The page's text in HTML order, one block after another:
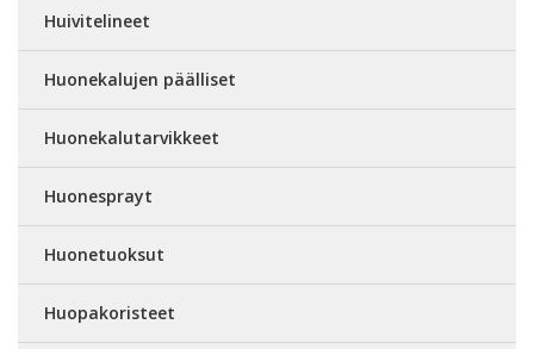
Huivitelineet
Huonekalujen päälliset
Huonekalutarvikkeet
Huonesprayt
Huonetuoksut
Huopakoristeet